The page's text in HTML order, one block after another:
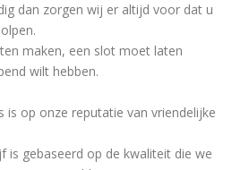
dan zorgen wij er altijd voor dat u
maken, een slot moet laten
wilt hebben.
op onze reputatie van vriendelijke
is gebaseerd op de kwaliteit die we